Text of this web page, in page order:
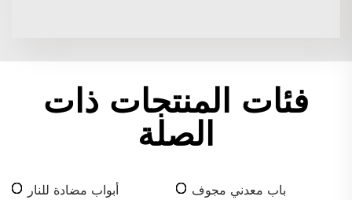
فئات المنتجات ذات
الصلة
باب معدني مجوف
أبواب مضادة للنار